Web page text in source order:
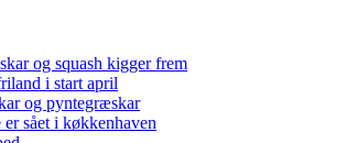
og squash kigger frem
i start april
og pyntegræskar
sået i køkkenhaven